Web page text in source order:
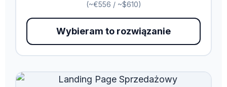
(~€556 / ~$610)
Wybieram to rozwiązanie